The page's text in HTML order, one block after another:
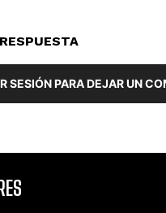
SESIÓN PARA DEJAR UN